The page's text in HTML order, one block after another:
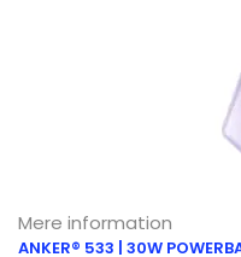
Mere information
ANKER® 533 | 30W